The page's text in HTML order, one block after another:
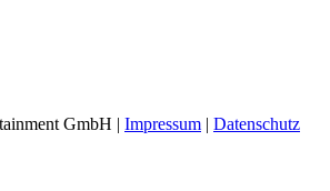
GmbH | Impressum | Datenschutz